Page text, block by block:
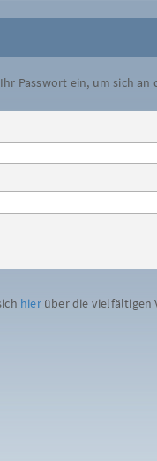
Passwort ein, um sich an
hierüber die vielfältigen